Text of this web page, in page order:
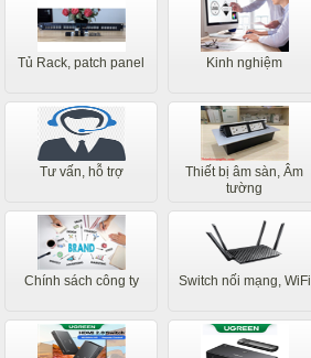
Tủ Rack, patch panel Kinh nghiệm
Tư vấn, hỗ trợ
Thiết bị âm sàn, Âm
tường
Chính sách công ty Switch nối mạng, WiFi